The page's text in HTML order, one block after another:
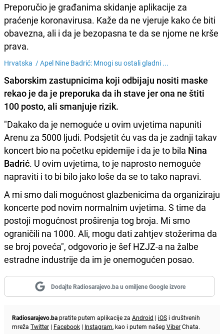
Preporučio je građanima skidanje aplikacije za
praćenje koronavirusa. Kaže da ne vjeruje kako će biti
obavezna, ali i da je bezopasna te da se njome ne krše
prava.
Hrvatska /Apel Nine Badrić: Mnogi su ostali gladni ...
Saborskim zastupnicima koji odbijaju nositi maske
rekao je da je preporuka da ih stave jer ona ne štiti
100 posto, ali smanjuje rizik.
"Dakako da je nemoguće u ovim uvjetima napuniti
Arenu za 5000 ljudi. Podsjetit ću vas da je zadnji takav
koncert bio na početku epidemije i da je to bila Nina
Badrić. U ovim uvjetima, to je naprosto nemoguće
napraviti i to bi bilo jako loše da se to tako napravi.
A mi smo dali mogućnost glazbenicima da organiziraju
koncerte pod novim normalnim uvjetima. S time da
postoji mogućnost proširenja tog broja. Mi smo
ograničili na 1000. Ali, mogu dati zahtjev stožerima da
se broj poveća", odgovorio je šef HZJZ-a na žalbe
estradne industrije da im je onemogućen posao.
Dodajte Radiosarajevo.ba u omiljene Google izvore
Radiosarajevo.bapratite putem aplikacije za Android | iOS i društvenih
mreža Twitter | Facebook | Instagram, kao i putem našeg ViberChata.